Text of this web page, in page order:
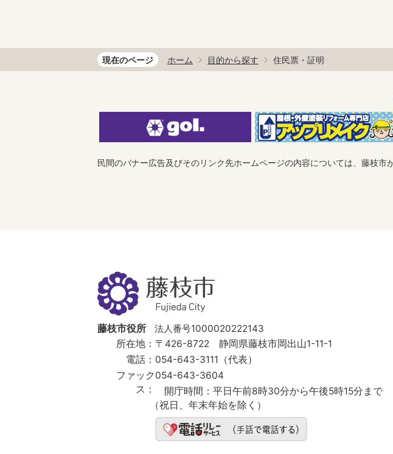
現在のページ ホーム 目的から探す 住民票・証明
民間のバナー広告及びそのリンク先ホームページの内容については、藤枝市
藤
枝
市
Fujieda
City
藤枝市役所
法人番号1000020222143
所在地： 〒426-8722 静岡県藤枝市岡出山1-11-1
電話： 054-643-3111（代表）
ファック
ス：
054-643-3604
開庁時間： 平日午前8時30分から午後5時15分まで
（祝日、年末年始を除く）